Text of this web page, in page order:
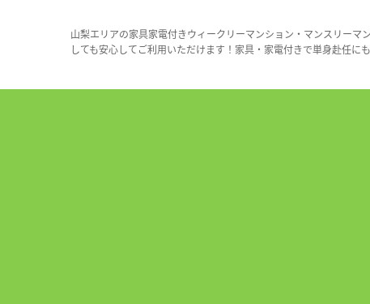
山梨エリアの家具家電付きウィークリーマンション・マンスリー
しても安心してご利用いただけます！家具・家電付きで単身赴任にも